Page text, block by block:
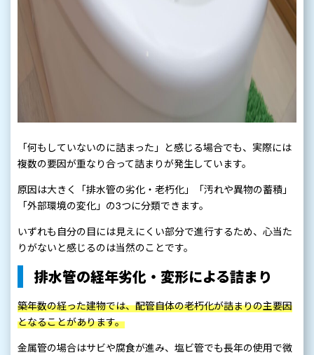
「何もしていないのに詰まった」と感じる場合でも、実際には
複数の要因が重なり合って詰まりが発生しています。
原因は大きく「排水管の劣化・老朽化」「汚れや異物の蓄積」
「外部環境の変化」の3つに分類できます。
いずれも自分の目には見えにくい部分で進行するため、心当た
りがないと感じるのは当然のことです。
排水管の経年劣化・変形による詰まり
築年数の経った建物では、配管自体の老朽化が詰まりの主要因
となることがあります。
金属管の場合はサビや腐食が進み、塩ビ管でも長年の使用で微